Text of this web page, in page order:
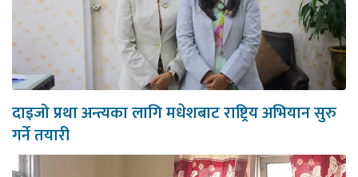
दाइजो प्रथा अन्त्यका लागि मधेशबाट राष्ट्रिय अभियान सुरु
गर्ने तयारी